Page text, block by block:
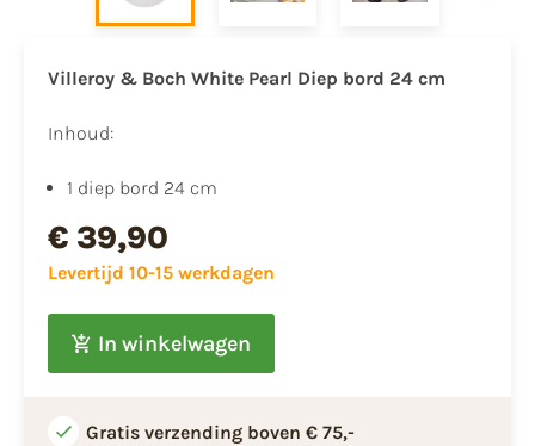
Villeroy & Boch White Pearl Diep bord 24 cm
Inhoud:
1 diep bord 24 cm
€ 39,90
Levertijd 10-15 werkdagen
In winkelwagen
Gratis verzending boven € 75,-